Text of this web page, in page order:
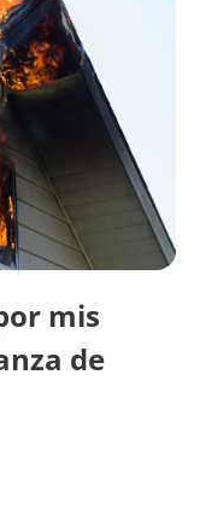
mis
de